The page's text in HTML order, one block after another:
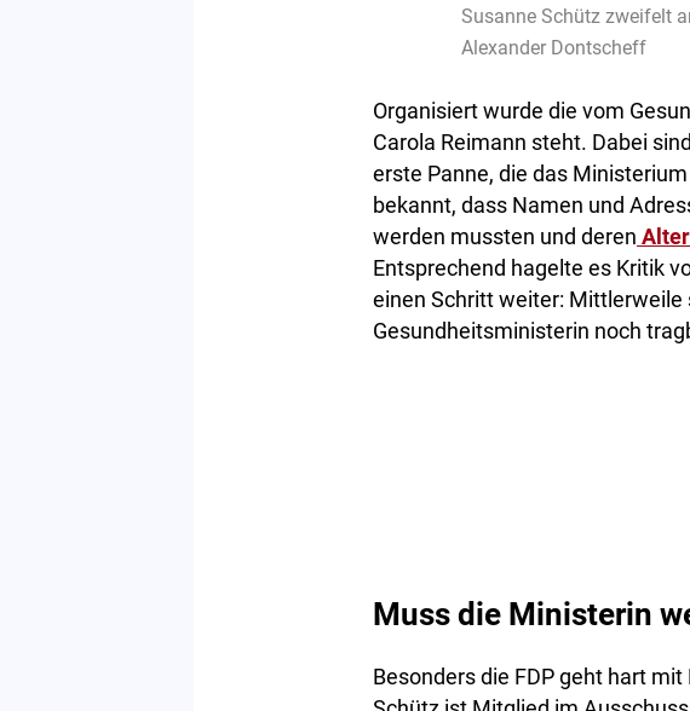
Susanne Schütz zweifelt
Alexander Dontscheff
Organisiert wurde die vom
Carola Reimann steht. Dabei
erste Panne, die das
bekannt, dass Namen und
werden mussten und deren
Entsprechend hagelte es Kritik
einen Schritt weiter: Mittlerweile
Gesundheitsministerin noch
Muss die Ministerin
Besonders die FDP geht hart